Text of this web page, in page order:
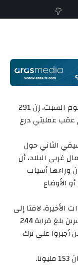
قال وزير الداخلية التركي سليمان صويلو، اليوم السبت، إن 291
عقب عمليتي درع
الثاني حول
غربي البلاد، أن
وراءها أسباب
الأوضاع
لافتا إلى
أن عدد المهاجرين في القرن الحادي والعشرين بلغ قرابة 244
أو ممن أجبروا على ترك